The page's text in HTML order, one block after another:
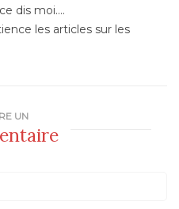
dis moi….
les articles sur les
UN